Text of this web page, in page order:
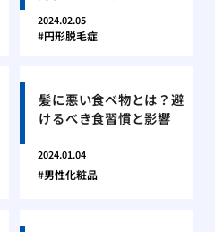
2024.02.05
円形脱毛症
髪に悪い食べ物とは？避
けるべき食習慣と影響
2024.01.04
男性化粧品